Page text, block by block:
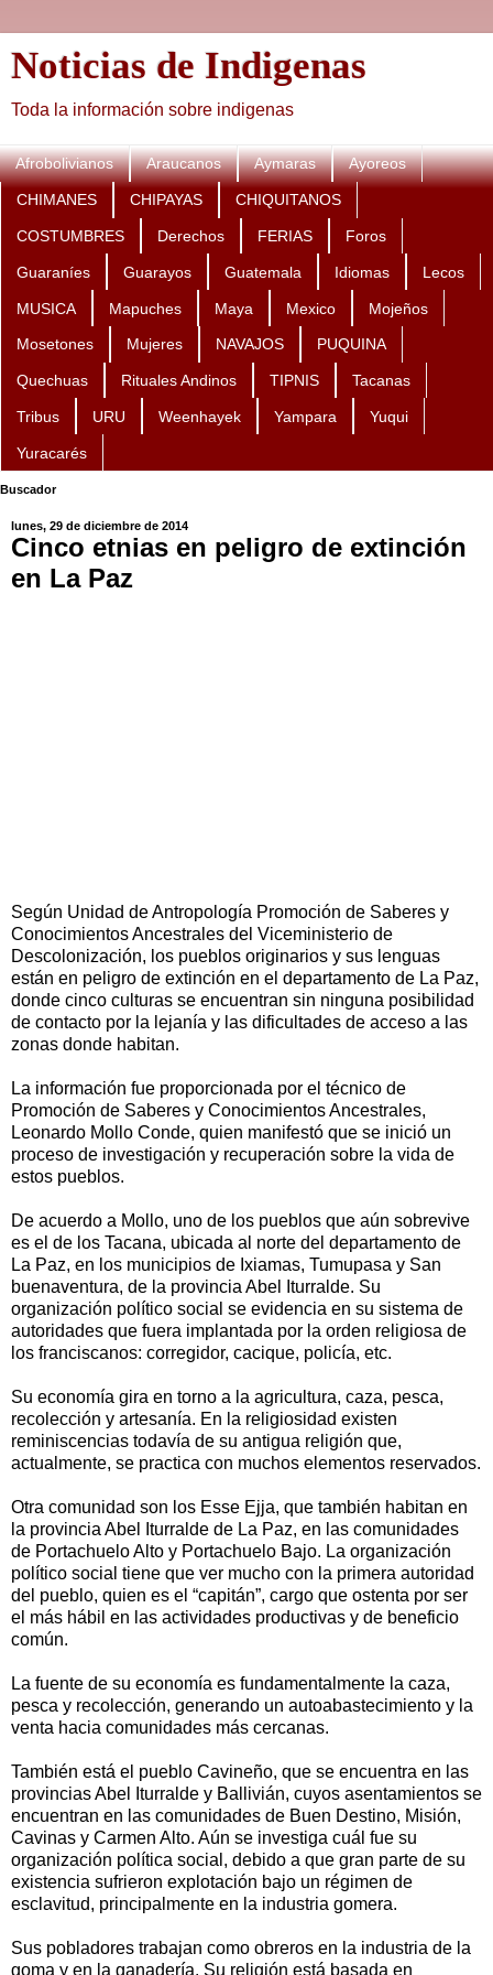
Noticias de Indigenas
Toda la información sobre indigenas
Afrobolivianos Araucanos Aymaras Ayoreos
CHIMANES CHIPAYAS CHIQUITANOS
COSTUMBRES Derechos FERIAS Foros
Guaraníes Guarayos Guatemala Idiomas Lecos
MUSICA Mapuches Maya Mexico Mojeños
Mosetones Mujeres NAVAJOS PUQUINA
Quechuas Rituales Andinos TIPNIS Tacanas
Tribus URU Weenhayek Yampara Yuqui
Yuracarés
Buscador
lunes, 29 de diciembre de 2014
Cinco etnias en peligro de extinción
en La Paz
Según Unidad de Antropología Promoción de Saberes y
Conocimientos Ancestrales del Viceministerio de
Descolonización, los pueblos originarios y sus lenguas
están en peligro de extinción en el departamento de La Paz,
donde cinco culturas se encuentran sin ninguna posibilidad
de contacto por la lejanía y las dificultades de acceso a las
zonas donde habitan.
La información fue proporcionada por el técnico de
Promoción de Saberes y Conocimientos Ancestrales,
Leonardo Mollo Conde, quien manifestó que se inició un
proceso de investigación y recuperación sobre la vida de
estos pueblos.
De acuerdo a Mollo, uno de los pueblos que aún sobrevive
es el de los Tacana, ubicada al norte del departamento de
La Paz, en los municipios de Ixiamas, Tumupasa y San
buenaventura, de la provincia Abel Iturralde. Su
organización político social se evidencia en su sistema de
autoridades que fuera implantada por la orden religiosa de
los franciscanos: corregidor, cacique, policía, etc.
Su economía gira en torno a la agricultura, caza, pesca,
recolección y artesanía. En la religiosidad existen
reminiscencias todavía de su antigua religión que,
actualmente, se practica con muchos elementos reservados.
Otra comunidad son los Esse Ejja, que también habitan en
la provincia Abel Iturralde de La Paz, en las comunidades
de Portachuelo Alto y Portachuelo Bajo. La organización
político social tiene que ver mucho con la primera autoridad
del pueblo, quien es el “capitán”, cargo que ostenta por ser
el más hábil en las actividades productivas y de beneficio
común.
La fuente de su economía es fundamentalmente la caza,
pesca y recolección, generando un autoabastecimiento y la
venta hacia comunidades más cercanas.
También está el pueblo Cavineño, que se encuentra en las
provincias Abel Iturralde y Ballivián, cuyos asentamientos se
encuentran en las comunidades de Buen Destino, Misión,
Cavinas y Carmen Alto. Aún se investiga cuál fue su
organización política social, debido a que gran parte de su
existencia sufrieron explotación bajo un régimen de
esclavitud, principalmente en la industria gomera.
Sus pobladores trabajan como obreros en la industria de la
goma y en la ganadería. Su religión está basada en